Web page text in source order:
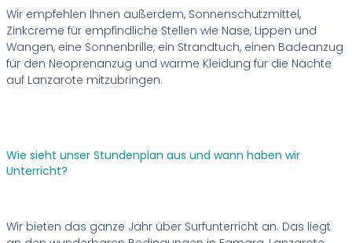
Wir empfehlen Ihnen außerdem, Sonnenschutzmittel,
Zinkcreme für empfindliche Stellen wie Nase, Lippen und
Wangen, eine Sonnenbrille, ein Strandtuch, einen Badeanzug
für den Neoprenanzug und warme Kleidung für die Nächte
auf Lanzarote mitzubringen.
Wie sieht unser Stundenplan aus und wann haben wir
Unterricht?
Wir bieten das ganze Jahr über Surfunterricht an. Das liegt